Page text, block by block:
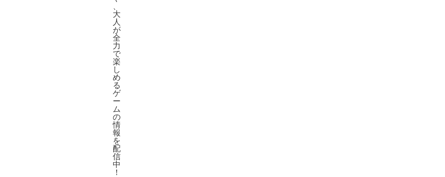
大
人
が
全
力
で
楽
し
め
る
ゲ
ー
ム
の
情
報
を
配
信
中
！